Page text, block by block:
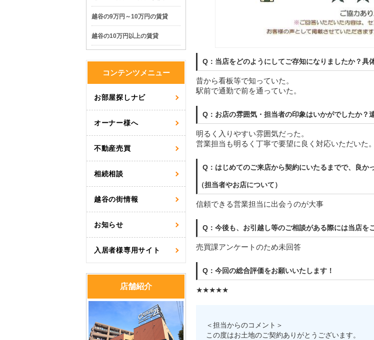
Q：当店をどのようにしてご存知になりましたか？具
昔から看板等で知っていた。
駅前で通勤で前を通っていた。
Q：お店の雰囲気・担当者の印象はいかがでしたか？
明るく入りやすい雰囲気だった。
営業担当も明るく丁寧で要望に良く対応いただいた。
Q：はじめてのご来店から契約にいたるまでで、良か
（担当者やお店について）
信頼できる営業担当に出会うのが大事
Q：今後も、お引越し等のご相談がある際には当店を
売買課アンケートのため未回答
Q：今回の総合評価をお願いいたします！
★★★★★
＜担当からのコメント＞
この度はお土地のご契約ありがとうございます。
越谷の9万円～10万円の賃貸
越谷の10万円以上の賃貸
コンテンツメニュー
お部屋探しナビ
オーナー様へ
不動産売買
相続相談
越谷の街情報
お知らせ
入居者様専用サイト
店舗紹介